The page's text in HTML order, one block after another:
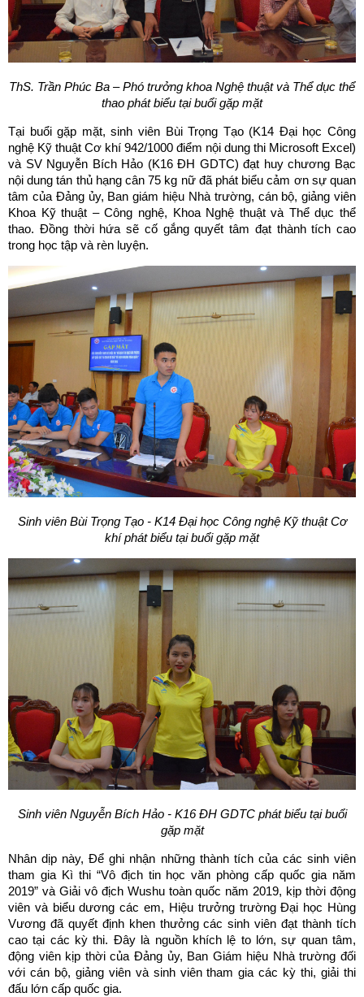
ThS. Trần Phúc Ba – Phó trưởng khoa Nghệ thuật và Thể dục thể
thao phát biểu tại buổi gặp mặt
Tại buổi gặp mặt, sinh viên Bùi Trọng Tạo (K14 Đại học Công
nghệ Kỹ thuật Cơ khí 942/1000 điểm nội dung thi Microsoft Excel)
và SV Nguyễn Bích Hảo (K16 ĐH GDTC) đạt huy chương Bạc
nội dung tán thủ hạng cân 75 kg nữ đã phát biểu cảm ơn sự quan
tâm của Đảng ủy, Ban giám hiệu Nhà trường, cán bộ, giảng viên
Khoa Kỹ thuật – Công nghệ, Khoa Nghệ thuật và Thể dục thể
thao. Đồng thời hứa sẽ cố gắng quyết tâm đạt thành tích cao
trong học tập và rèn luyện.
Sinh viên Bùi Trọng Tạo - K14 Đại học Công nghệ Kỹ thuật Cơ
khí phát biểu tại buổi gặp mặt
Sinh viên Nguyễn Bích Hảo - K16 ĐH GDTC phát biểu tại buổi
gặp mặt
Nhân dịp này, Để ghi nhận những thành tích của các sinh viên
tham gia Kì thi “Vô địch tin học văn phòng cấp quốc gia năm
2019” và Giải vô địch Wushu toàn quốc năm 2019, kịp thời động
viên và biểu dương các em, Hiệu trưởng trường Đại học Hùng
Vương đã quyết định khen thưởng các sinh viên đạt thành tích
cao tại các kỳ thi. Đây là nguồn khích lệ to lớn, sự quan tâm,
động viên kịp thời của Đảng ủy, Ban Giám hiệu Nhà trường đối
với cán bộ, giảng viên và sinh viên tham gia các kỳ thi, giải thi
đấu lớn cấp quốc gia.